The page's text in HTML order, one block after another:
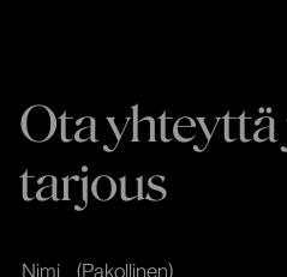
Ota yhteyttä
tarjous
Nimi (Pakollinen)